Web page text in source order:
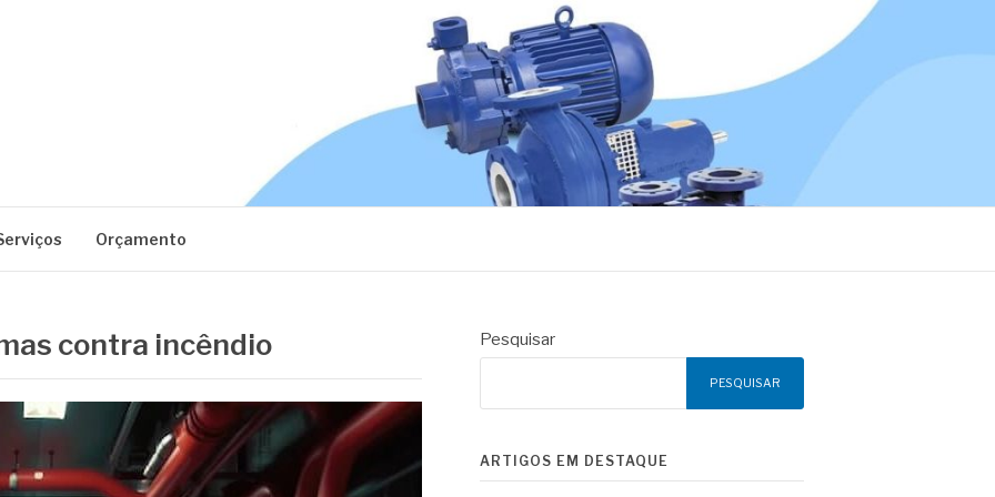
Orçamento
contra incêndio Pesquisar
PESQUISAR
ARTIGOS EM DESTAQUE